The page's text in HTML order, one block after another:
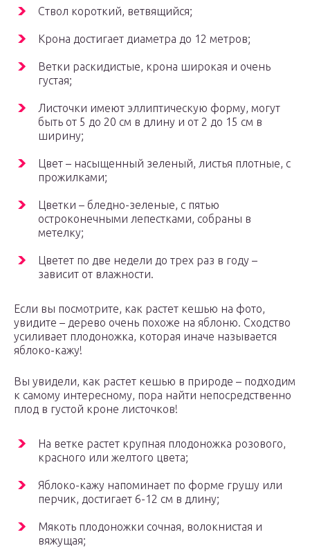
Ствол короткий, ветвящийся;
Крона достигает диаметра до 12 метров;
Ветки раскидистые, крона широкая и очень
густая;
Листочки имеют эллиптическую форму, могут
быть от 5 до 20 см в длину и от 2 до 15 см в
ширину;
Цвет – насыщенный зеленый, листья плотные, с
прожилками;
Цветки – бледно-зеленые, с пятью
остроконечными лепестками, собраны в
метелку;
Цветет по две недели до трех раз в году –
зависит от влажности.
Если вы посмотрите, как растет кешью на фото,
увидите – дерево очень похоже на яблоню. Сходство
усиливает плодоножка, которая иначе называется
яблоко-кажу!
Вы увидели, как растет кешью в природе – подходим
к самому интересному, пора найти непосредственно
плод в густой кроне листочков!
На ветке растет крупная плодоножка розового,
красного или желтого цвета;
Яблоко-кажу напоминает по форме грушу или
перчик, достигает 6-12 см в длину;
Мякоть плодоножки сочная, волокнистая и
вяжущая;